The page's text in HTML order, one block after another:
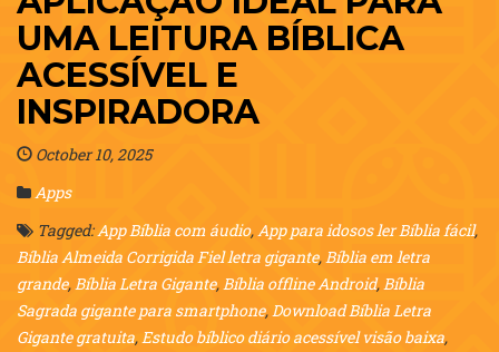
UMA LEITURA BÍBLICA
ACESSÍVEL E
INSPIRADORA
October 10, 2025
Apps
Tagged:App Bíblia com áudio,App para idosos ler Bíblia fácil,
Bíblia Almeida Corrigida Fiel letra gigante,Bíblia em letra
grande,Bíblia Letra Gigante,Bíblia offline Android,Bíblia
Sagrada gigante para smartphone,Download Bíblia Letra
Gigante gratuita,Estudo bíblico diário acessível visão baixa,